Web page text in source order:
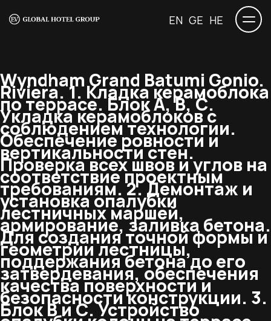
EN GE HE
Wyndham Grand Batumi Gonio.
Riviera.1. Кладка керамоблока
по террасе. Блок А, В, С.
Укладка керамоблоков с
соблюдением технологии.
Обеспечение ровности и
вертикальности стен.
Проверка всех швов и углов на
соответствие проектным
требованиям. 2. Демонтаж и
установка опалубки
лестничных маршей,
армирование, заливка бетона.
Для создания точной формы и
геометрии лестницы,
поддержания бетона до его
затвердевания, обеспечения
качества поверхности и
безопасности конструкции. 3.
Блок В и С. Устройство